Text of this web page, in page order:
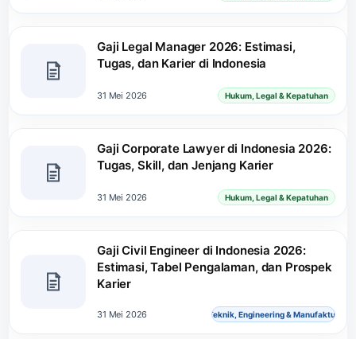
Gaji Legal Manager 2026: Estimasi,
Tugas, dan Karier di Indonesia
31 Mei 2026 Hukum, Legal & Kepatuhan
Gaji Corporate Lawyer di Indonesia 2026:
Tugas, Skill, dan Jenjang Karier
31 Mei 2026 Hukum, Legal & Kepatuhan
Gaji Civil Engineer di Indonesia 2026:
Estimasi, Tabel Pengalaman, dan Prospek
Karier
31 Mei 2026 Teknik, Engineering & Manufaktur